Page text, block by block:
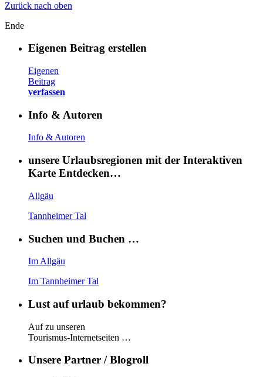
Zurück nach oben
Ende
Eigenen Beitrag erstellen
Eigenen
Beitrag
verfassen
Info & Autoren
Info & Autoren
unsere Urlaubsregionen mit der Interaktiven
Karte Entdecken…
Allgäu
Tannheimer Tal
Suchen und Buchen …
Im Allgäu
Im Tannheimer Tal
Lust auf urlaub bekommen?
Auf zu unseren
Tourismus-Internetseiten …
Unsere Partner / Blogroll